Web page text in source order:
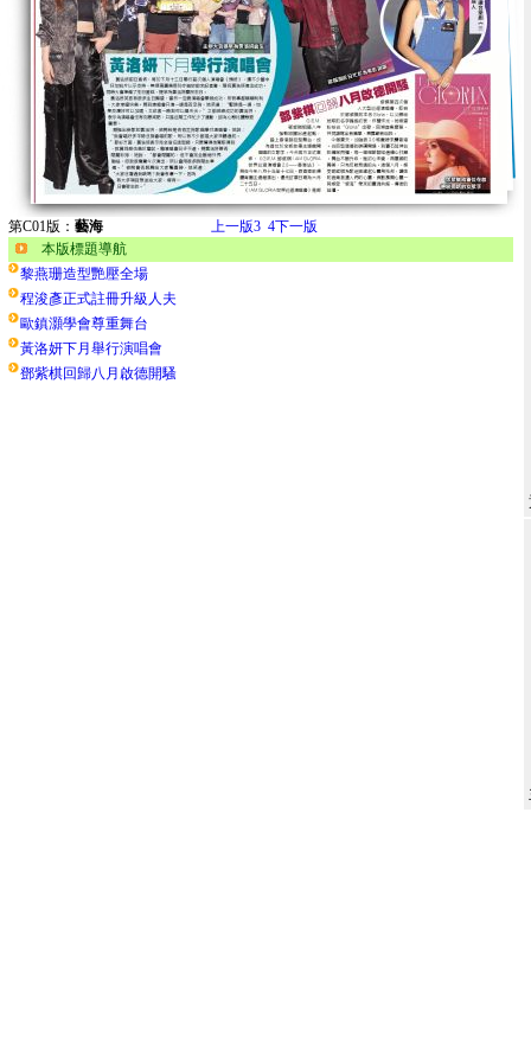
第C01版： 藝海 上一版3 4下一版
本版標題導航
黎燕珊造型艷壓全場
程浚彥正式註冊升級人夫
歐鎮灝學會尊重舞台
黃洛妍下月舉行演唱會
鄧紫棋回歸八月啟德開騷